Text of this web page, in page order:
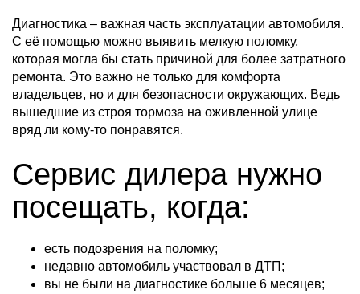
Диагностика – важная часть эксплуатации автомобиля.
С её помощью можно выявить мелкую поломку,
которая могла бы стать причиной для более затратного
ремонта. Это важно не только для комфорта
владельцев, но и для безопасности окружающих. Ведь
вышедшие из строя тормоза на оживленной улице
вряд ли кому-то понравятся.
Сервис дилера нужно
посещать, когда:
есть подозрения на поломку;
недавно автомобиль участвовал в ДТП;
вы не были на диагностике больше 6 месяцев;